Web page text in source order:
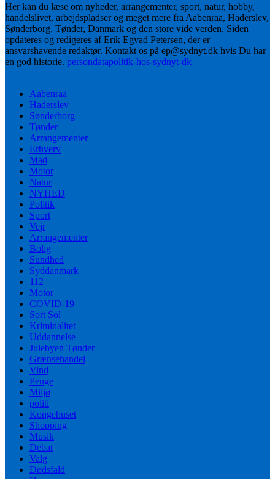
Her kan du læse om nyheder, arrangementer, sport, natur, hobby,
handelslivet, arbejdspladser og meget mere fra Aabenraa, Haderslev,
Sønderborg, Tønder, Danmark og den store vide verden. Siden
opdateres og redigeres af Erik Egvad Petersen, der er
ansvarshavende redaktør. Kontakt os på ep@sydnyt.dk hvis Du har
en god historie. persondatapolitik-hos-sydnyt-dk
Aabenraa
Haderslev
Sønderborg
Tønder
Arrangementer
Erhverv
Mad
Motor
Natur
NYHED
Politik
Sport
Vejr
Arrangementer
Bolig
Sundhed
Syddanmark
112
Motor
COVID-19
Sort Sol
Kriminalitet
Uddannelse
Julebyen Tønder
Grænsehandel
Vind
Penge
Miljø
politi
Kongehuset
Shopping
Musik
Debat
Valg
Dødsfald